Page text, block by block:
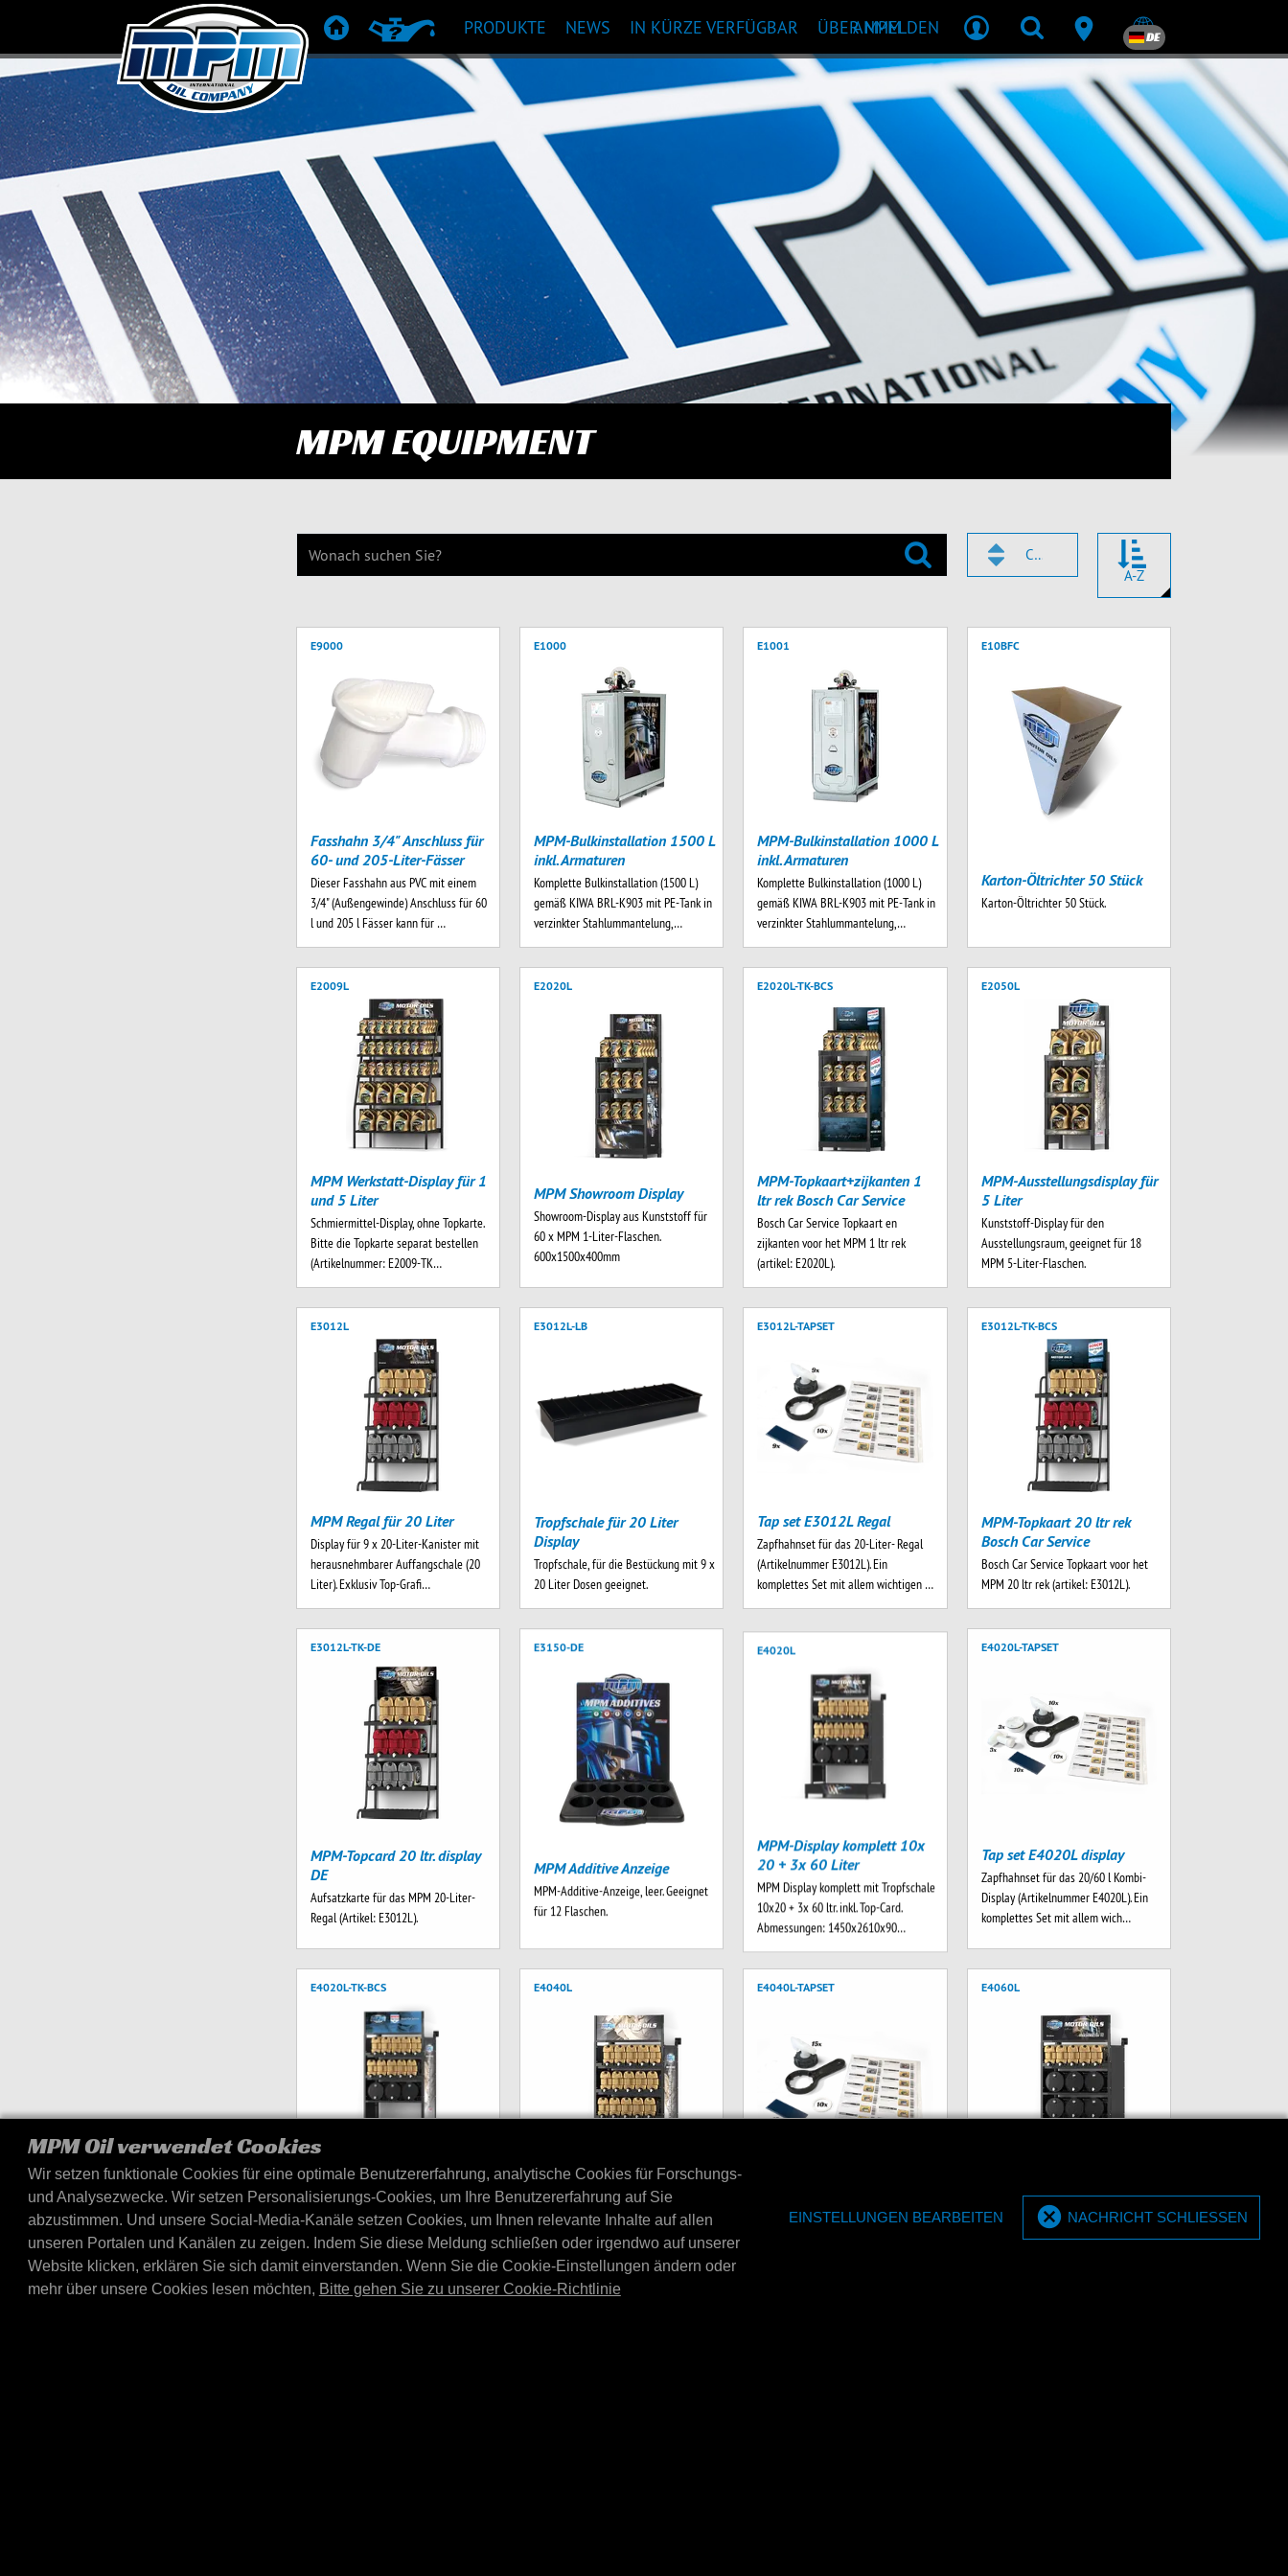
MPM Oil verwendet Cookies
Wir setzen funktionale Cookies für eine optimale Benutzererfahrung, analytische Cookies für Forschungs-
und Analysezwecke. Wir setzen Personalisierungs-Cookies, um Ihre Benutzererfahrung auf Sie
abzustimmen. Und unsere Social-Media-Kanäle setzen Cookies, um Ihnen relevante Inhalte auf allen
unseren Portalen und Kanälen zu zeigen. Indem Sie diese Meldung schließen oder irgendwo auf unserer
Website klicken, erklären Sie sich damit einverstanden. Wenn Sie die Cookie-Einstellungen ändern oder
mehr über unsere Cookies lesen möchten, Bitte gehen Sie zu unserer Cookie-Richtlinie
EINSTELLUNGEN BEARBEITEN NACHRICHT SCHLIESSEN
STARTSEITEPRODUKTEMPFEHLUNG
PRODUKTE NEWS IN KÜRZE VERFÜGBAR ÜBER MPM
ANMELDEN DE
MPM EQUIPMENT
CODE
A-Z
E9000
Fasshahn 3/4" Anschluss für
60- und 205-Liter-Fässer
Dieser Fasshahn aus PVC mit einem
3/4" (Außengewinde) Anschluss für 60
l und 205 l Fässer kann für …
E1000
MPM-Bulkinstallation 1500 L
inkl. Armaturen
Komplette Bulkinstallation (1500 L)
gemäß KIWA BRL-K903 mit PE-Tank in
verzinkter Stahlummantelung,…
E1001
MPM-Bulkinstallation 1000 L
inkl. Armaturen
Komplette Bulkinstallation (1000 L)
gemäß KIWA BRL-K903 mit PE-Tank in
verzinkter Stahlummantelung,…
E10BFC
Karton-Öltrichter 50 Stück
Karton-Öltrichter 50 Stück.
E2009L
MPM Werkstatt-Display für 1
und 5 Liter
Schmiermittel-Display, ohne Topkarte.
Bitte die Topkarte separat bestellen
(Artikelnummer: E2009-TK…
E2020L
MPM Showroom Display
Showroom-Display aus Kunststoff für
60 x MPM 1-Liter-Flaschen.
600x1500x400mm
E2020L-TK-BCS
MPM-Topkaart+zijkanten 1
ltr rek Bosch Car Service
Bosch Car Service Topkaart en
zijkanten voor het MPM 1 ltr rek
(artikel: E2020L).
E2050L
MPM-Ausstellungsdisplay für
5 Liter
Kunststoff-Display für den
Ausstellungsraum, geeignet für 18
MPM 5-Liter-Flaschen.
E3012L
MPM Regal für 20 Liter
Display für 9 x 20-Liter-Kanister mit
herausnehmbarer Auffangschale (20
Liter). Exklusiv Top-Grafi…
E3012L-LB
Tropfschale für 20 Liter
Display
Tropfschale, für die Bestückung mit 9 x
20 Liter Dosen geeignet.
E3012L-TAPSET
Tap set E3012L Regal
Zapfhahnset für das 20-Liter- Regal
(Artikelnummer E3012L). Ein
komplettes Set mit allem wichtigen …
E3012L-TK-BCS
MPM-Topkaart 20 ltr rek
Bosch Car Service
Bosch Car Service Topkaart voor het
MPM 20 ltr rek (artikel: E3012L).
E3012L-TK-DE
MPM-Topcard 20 ltr. display
DE
Aufsatzkarte für das MPM 20-Liter-
Regal (Artikel: E3012L).
E3150-DE
MPM Additive Anzeige
MPM-Additive-Anzeige, leer. Geeignet
für 12 Flaschen.
E4020L
MPM-Display komplett 10x
20 + 3x 60 Liter
MPM Display komplett mit Tropfschale
10x20 + 3x 60 ltr. inkl. Top-Card.
Abmessungen: 1450x2610x90…
E4020L-TAPSET
Tap set E4020L display
Zapfhahnset für das 20/60 l Kombi-
Display (Artikelnummer E4020L). Ein
komplettes Set mit allem wich…
E4020L-TK-BCS
MPM Top Card 20/60 ltr
combination rack Bosch Car
Service
Bosch Car Service Top card for the
MPM 20/60 ltr combination rack (item:
E4020L or E4060L).
E4040L
MPM-DISPLAY KOMPLETT
15X 20
MPM-Display komplett 15x 20. Maße:
1450x2547x900 mm (BxHxT). Ohne
E4040L-TAPSET
Tap set E4040L display
E4060L
MPM-Display komplett 5x 20
+ 6x 60 Liter
MPM Display komplett mit Tropfschale